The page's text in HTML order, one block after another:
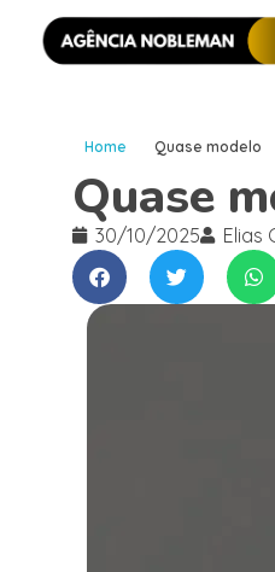
Home Quase modelo
Quase
30/10/2025 Elias